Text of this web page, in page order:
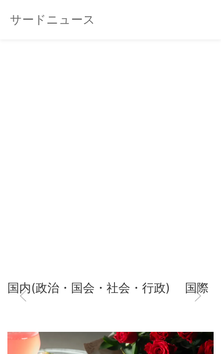
サードニュース
国内(政治・国会・社会・行政) 国際